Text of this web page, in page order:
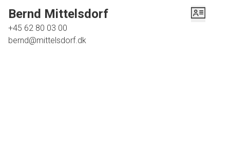
2 rummelige værelser
Gæstebadeværelse
Bernd Mittelsdorf
+45 62 80 03 00
bernd@mittelsdorf.dk